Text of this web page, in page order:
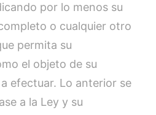
por lo menos su
o cualquier otro
permita su
el objeto de su
efectuar. Lo anterior se
a la Ley y su